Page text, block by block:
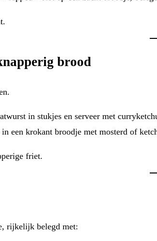
brood
in stukjes en serveer met
een krokant broodje met mosterd of
friet.
rijkelijk belegd met: